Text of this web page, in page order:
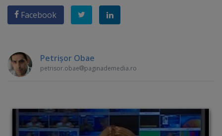
Facebook
Petrişor Obae
petrisor.obae paginademedia.ro